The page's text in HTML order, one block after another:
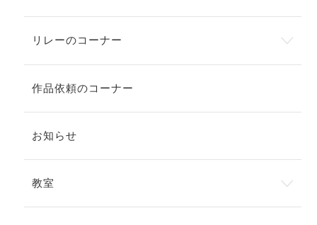
リレーのコーナー
作品依頼のコーナー
お知らせ
教室